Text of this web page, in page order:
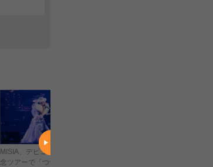
MISIA、デビュー25周年記
念ツアーで「つつみ込むよ